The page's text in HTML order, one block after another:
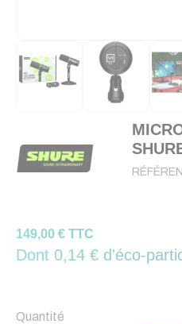
149,00 € TTC
Dont 0,14 € d'éco-
Quantité